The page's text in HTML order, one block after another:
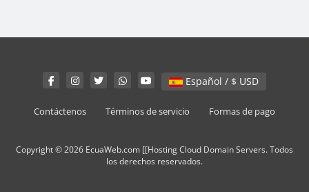
Español / $ USD
Contáctenos Términos de servicio Formas de pago
Copyright © 2026 EcuaWeb.com [[Hosting Cloud Domain Servers. Todos
los derechos reservados.